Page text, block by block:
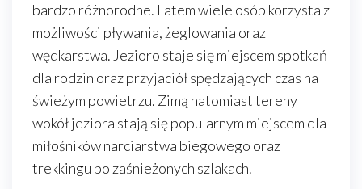
bardzo różnorodne. Latem wiele osób korzysta z
możliwości pływania, żeglowania oraz
wędkarstwa. Jezioro staje się miejscem spotkań
dla rodzin oraz przyjaciół spędzających czas na
świeżym powietrzu. Zimą natomiast tereny
wokół jeziora stają się popularnym miejscem dla
miłośników narciarstwa biegowego oraz
trekkingu po zaśnieżonych szlakach.